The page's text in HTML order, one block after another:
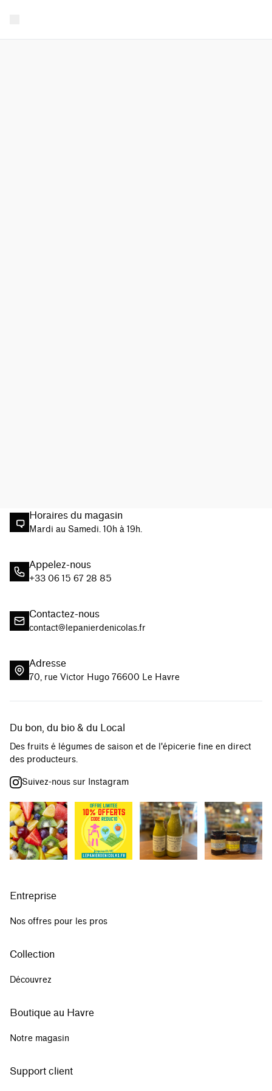
Horaires du magasin
Mardi au Samedi. 10h à 19h.
Appelez-nous
+33 06 15 67 28 85
Contactez-nous
contact@lepanierdenicolas.fr
Adresse
70, rue Victor Hugo 76600 Le Havre
Du bon, du bio & du Local
Des fruits é légumes de saison et de l'épicerie fine en direct
des producteurs.
Suivez-nous sur Instagram
Entreprise
Nos offres pour les pros
Collection
Découvrez
Boutique au Havre
Notre magasin
Support client